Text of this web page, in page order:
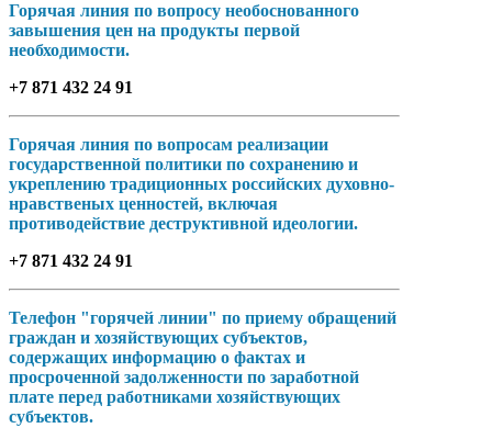
Горячая линия по вопросу необоснованного
завышения цен на продукты первой
необходимости.
+7 871 432 24 91
Горячая линия по вопросам реализации
государственной политики по сохранению и
укреплению традиционных российских духовно-
нравственых ценностей, включая
противодействие деструктивной идеологии.
+7 871 432 24 91
Телефон "горячей линии" по приему обращений
граждан и хозяйствующих субъектов,
содержащих информацию о фактах и
просроченной задолженности по заработной
плате перед работниками хозяйствующих
субъектов.